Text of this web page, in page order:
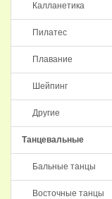
Калланетика
Пилатес
Плавание
Шейпинг
Другие
Танцевальные
Бальные танцы
Восточные танцы